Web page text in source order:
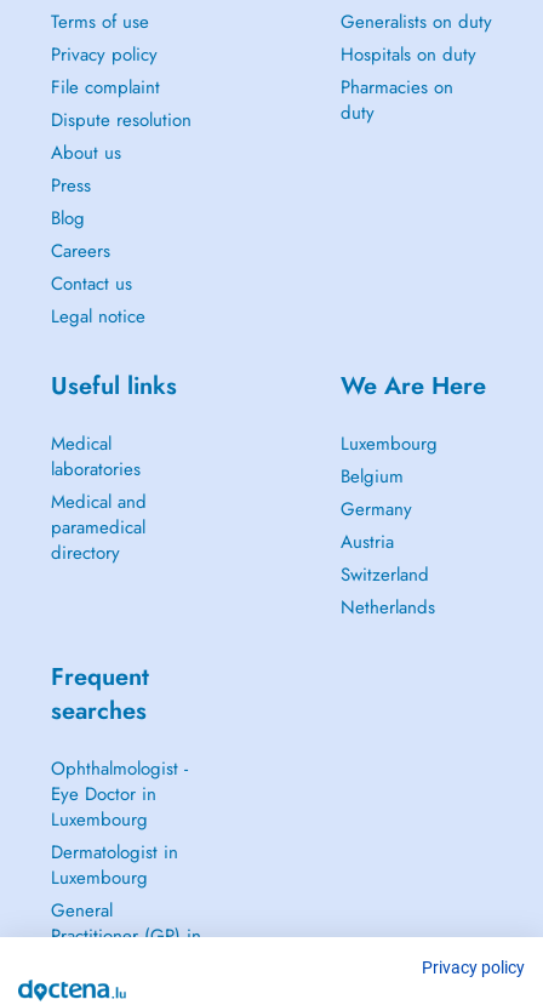
Terms of use
Privacy policy
File complaint
Dispute resolution
About us
Press
Blog
Careers
Contact us
Legal notice
Generalists on duty
Hospitals on duty
Pharmacies on
duty
Useful links
Medical
laboratories
Medical and
paramedical
directory
We Are Here
Luxembourg
Belgium
Germany
Austria
Switzerland
Netherlands
Frequent
searches
Ophthalmologist -
Eye Doctor in
Luxembourg
Dermatologist in
Luxembourg
General
Practitioner (GP) in
Gynecologist in
Privacy policy